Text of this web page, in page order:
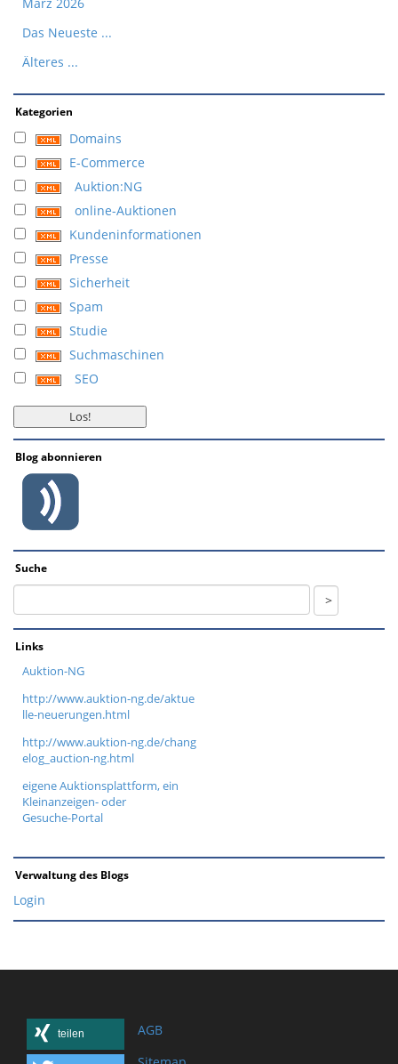
Das Neueste ...
Älteres ...
Kategorien
Domains
E-Commerce
Auktion:NG
online-Auktionen
Kundeninformationen
Presse
Sicherheit
Spam
Studie
Suchmaschinen
SEO
Blog abonnieren
Suche
Links
Auktion-NG
http://www.auktion-ng.de/aktue
lle-neuerungen.html
http://www.auktion-ng.de/chang
elog_auction-ng.html
eigene Auktionsplattform, ein
Kleinanzeigen- oder
Gesuche-Portal
Verwaltung des Blogs
Login
teilen
AGB